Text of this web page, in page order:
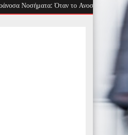
Όταν το Ανοσοποιητικό Στρέφεται